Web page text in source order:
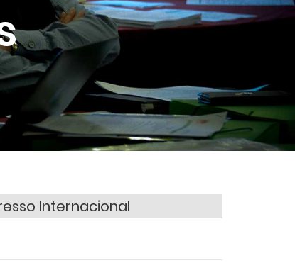
Internacional